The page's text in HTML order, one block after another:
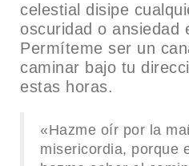
celestial disipe
oscuridad o ansiedad
Permíteme ser un
caminar bajo tu
estas horas.
«Hazme oír por la
misericordia, porque